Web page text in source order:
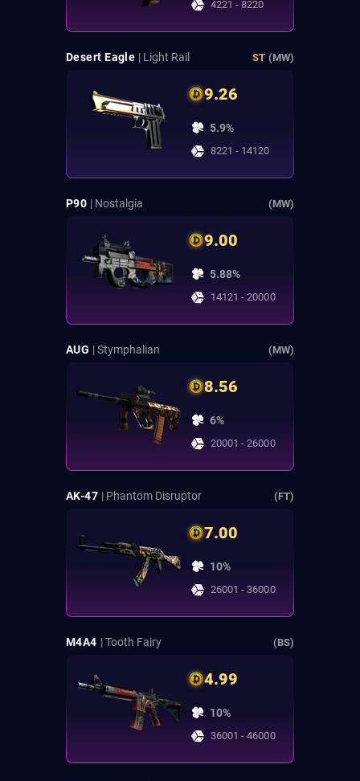
4221 - 8220
Desert Eagle | Light Rail ST (MW)
9.26
5.9%
8221 - 14120
P90 | Nostalgia (MW)
9.00
5.88%
14121 - 20000
AUG | Stymphalian (MW)
8.56
6%
20001 - 26000
AK-47 | Phantom Disruptor (FT)
7.00
10%
26001 - 36000
M4A4 | Tooth Fairy (BS)
4.99
10%
36001 - 46000